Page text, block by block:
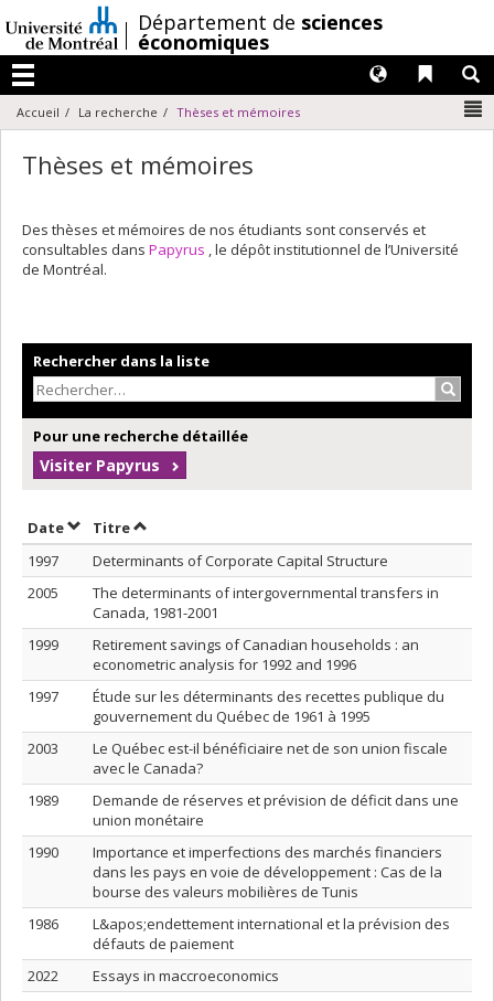
au
contenu
/Département de sciences
économiques
Menu
Liens
Langues
Accueil La recherche Thèses et mémoires
Thèses et mémoires
Des thèses et mémoires de nos étudiants sont conservés et
consultables dans Papyrus , le dépôt institutionnel de l’Université
de Montréal.
Rechercher dans la liste
Pour une recherche détaillée
Visiter Papyrus
DateTrier par date en ordre décroissant
TitreTrier par titre en ordre décroissant
1997
Determinants of Corporate Capital Structure
2005
The determinants of intergovernmental transfers in
Canada, 1981-2001
1999
Retirement savings of Canadian households : an
econometric analysis for 1992 and 1996
1997
Étude sur les déterminants des recettes publique du
gouvernement du Québec de 1961 à 1995
2003
Le Québec est-il bénéficiaire net de son union fiscale
avec le Canada?
1989
Demande de réserves et prévision de déficit dans une
union monétaire
1990
Importance et imperfections des marchés financiers
dans les pays en voie de développement : Cas de la
bourse des valeurs mobilières de Tunis
1986
L&apos;endettement international et la prévision des
défauts de paiement
2022
Essays in maccroeconomics